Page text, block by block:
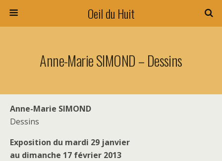
Oeil du Huit
Anne-Marie SIMOND – Dessins
Anne-Marie SIMOND
Dessins
Exposition du mardi 29 janvier
au dimanche 17 février 2013